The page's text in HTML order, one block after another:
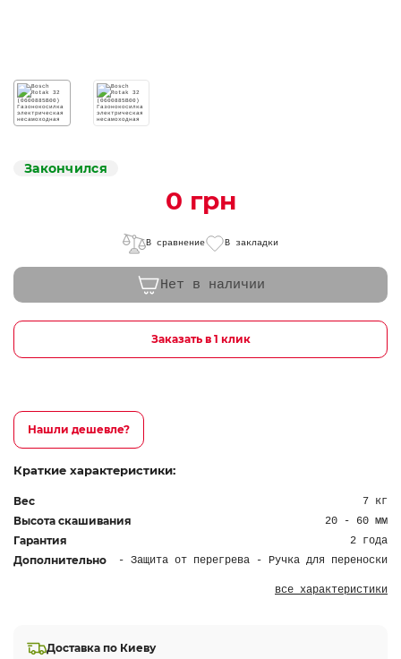
Закончился
0 грн
В сравнение В закладки
Нет в наличии
Заказать в 1 клик
Нашли дешевле?
Краткие характеристики:
Вес 7 кг
Высота скашивания 20 - 60 мм
Гарантия 2 года
Дополнительно - Защита от перегрева - Ручка для переноски
все характеристики
Доставка по Киеву